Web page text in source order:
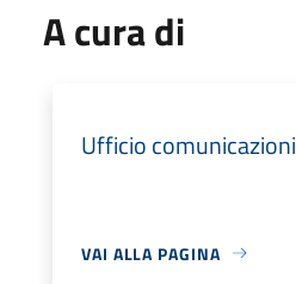
A cura di
Ufficio comunicazioni
VAI ALLA PAGINA